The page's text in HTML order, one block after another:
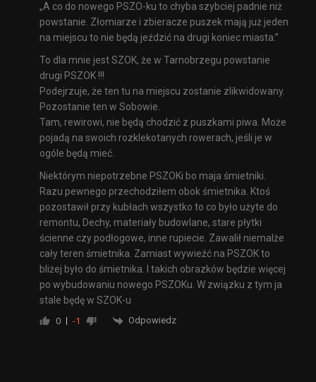
„A co do nowego PSZO-ku to chyba szybciej padnie niż
powstanie. Złomiarze i zbieracze puszek mają już jeden
na miejscu to nie będą jeździć na drugi koniec miasta.”
To dla mnie jest SZOK, że w Tarnobrzegu powstanie
drugi PSZOK !!!
Podejrzuje, że ten tu na miejscu zostanie zlikwidowany.
Pozostanie ten w Sobowie.
Tam, rewirowi, nie będą chodzić z puszkami piwa. Może
pojadą na swoich rozklekotanych rowerach, jeśli je w
ogóle będą mieć.
Niektórym niepotrzebne PSZOKi bo maja śmietniki.
Razu pewnego przechodziłem obok śmietnika. Ktoś
pozostawił przy kubłach wszystko to co było użyte do
remontu, Dechy, materiały budowlane, stare płytki
ścienne czy podłogowe, inne rupiecie. Zawalił niemalże
cały teren śmietnika. Zamiast wywieźć na PSZOK to
bliżej było do śmietnika. I takich obrazków będzie więcej
po wybudowaniu nowego PSZOKu. W związku z tym ja
stale będę w SZOK-u
0 -1 Odpowiedz